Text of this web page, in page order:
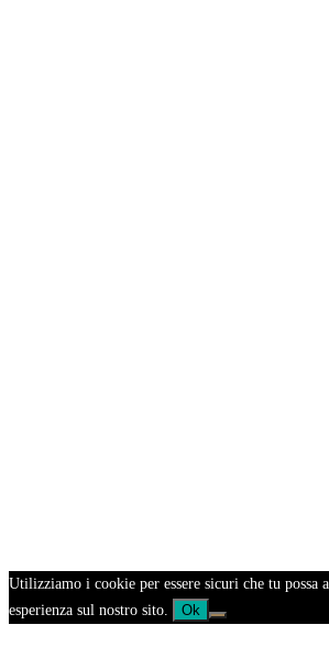
Utilizziamo i cookie per essere sicuri che tu possa
esperienza sul nostro sito.
Ok